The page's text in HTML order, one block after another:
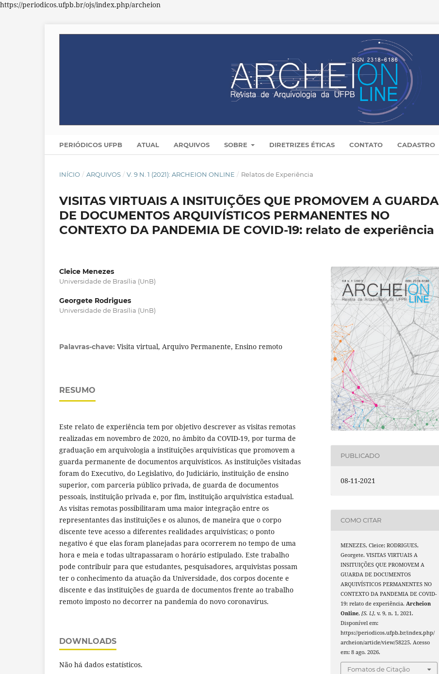
https://periodicos.ufpb.br/ojs/index.php/archeion
PERIÓDICOS UFPB ATUAL ARQUIVOS SOBRE DIRETRIZES ÉTICAS CONTATO CADASTRO
INÍCIO / ARQUIVOS / V. 9 N. 1 (2021): ARCHEION ONLINE / Relatos de Experiência
VISITAS VIRTUAIS A INSITUIÇÕES QUE PROMOVEM A GUARDA
DE DOCUMENTOS ARQUIVÍSTICOS PERMANENTES NO
CONTEXTO DA PANDEMIA DE COVID-19: relato de experiência
Cleice Menezes
Universidade de Brasília (UnB)
Georgete Rodrigues
Universidade de Brasília (UnB)
Palavras-chave: Visita virtual, Arquivo Permanente, Ensino remoto
RESUMO
Este relato de experiência tem por objetivo descrever as visitas remotas
realizadas em novembro de 2020, no âmbito da COVID-19, por turma de
graduação em arquivologia a instituições arquivísticas que promovem a
guarda permanente de documentos arquivísticos. As instituições visitadas
foram do Executivo, do Legislativo, do Judiciário, instituição de ensino
superior, com parceria público privada, de guarda de documentos
pessoais, instituição privada e, por fim, instituição arquivística estadual.
As visitas remotas possibilitaram uma maior integração entre os
representantes das instituições e os alunos, de maneira que o corpo
discente teve acesso a diferentes realidades arquivísticas; o ponto
negativo é que elas foram planejadas para ocorrerem no tempo de uma
hora e meia e todas ultrapassaram o horário estipulado. Este trabalho
pode contribuir para que estudantes, pesquisadores, arquivistas possam
ter o conhecimento da atuação da Universidade, dos corpos docente e
discente e das instituições de guarda de documentos frente ao trabalho
remoto imposto no decorrer na pandemia do novo coronavírus.
DOWNLOADS
Não há dados estatísticos.
PUBLICADO
08-11-2021
COMO CITAR
MENEZES, Cleice; RODRIGUES,
Georgete. VISITAS VIRTUAIS A
INSITUIÇÕES QUE PROMOVEM A
GUARDA DE DOCUMENTOS
ARQUIVÍSTICOS PERMANENTES NO
CONTEXTO DA PANDEMIA DE COVID-
19: relato de experiência. Archeion
Online,[S. l.], v. 9, n. 1, 2021.
Disponível em:
https://periodicos.ufpb.br/index.php/
archeion/article/view/58225. Acesso
em: 8 ago. 2026.
Fomatos de Citação